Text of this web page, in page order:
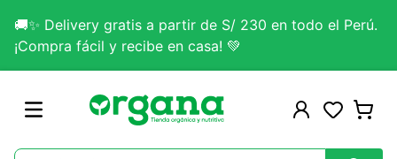
🚚✨ Delivery gratis a partir de S/ 230 en todo el Perú.
¡Compra fácil y recibe en casa! 💚
¿Qué estás buscando hoy?